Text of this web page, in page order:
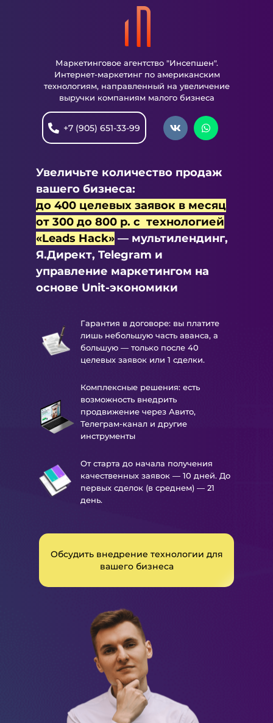
От старта до начала получения
качественных заявок — 10 дней. До
первых сделок (в среднем) — 21
день.
+7 (905) 651-33-99
Маркетинговое агентство "Инсепшен".
Интернет-маркетинг по американским
технологиям, направленный на увеличение
выручки компаниям малого бизнеса
Гарантия в договоре: вы платите
лишь небольшую часть аванса, а
большую — только после 40
целевых заявок или 1 сделки.
Обсудить внедрение технологии для
вашего бизнеса
Комплексные решения: есть
возможность внедрить
продвижение через Авито,
Телеграм-канал и другие
инструменты
Увеличьте количество продаж
вашего бизнеса:
до 400 целевых заявок в месяц
от 300 до 800 р. с технологией
«Leads Hack»— мультилендинг,
Я.Директ, Telegram и
управление маркетингом на
основе Unit-экономики